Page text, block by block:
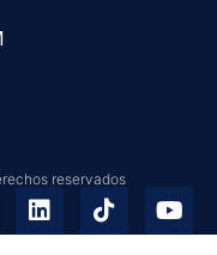
reservados